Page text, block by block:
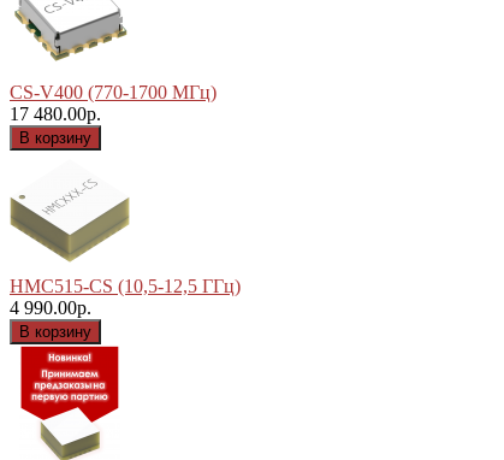
CS-V400 (770-1700 МГц)
17 480.00р.
HMC515-CS (10,5-12,5 ГГц)
4 990.00р.